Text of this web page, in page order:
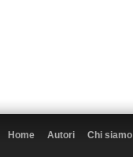
Home Autori Chi siamo